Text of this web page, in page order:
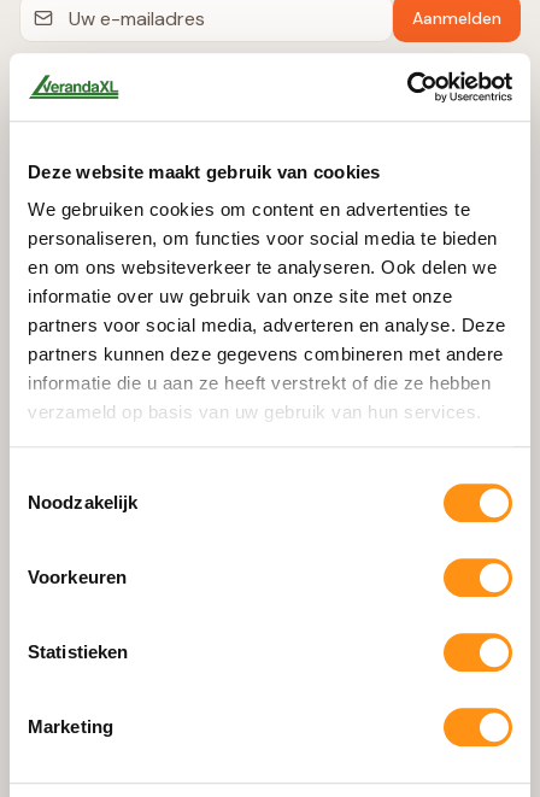
Deze website maakt gebruik van cookies
We gebruiken cookies om content en advertenties te
personaliseren, om functies voor social media te bieden
en om ons websiteverkeer te analyseren. Ook delen we
informatie over uw gebruik van onze site met onze
partners voor social media, adverteren en analyse. Deze
partners kunnen deze gegevens combineren met andere
informatie die u aan ze heeft verstrekt of die ze hebben
verzameld op basis van uw gebruik van hun services.
Noodzakelijk
Voorkeuren
Statistieken
Marketing
Aanmelden
Producten
Glazen Schuifwanden
Schuifpui
Zipscreens
Aluminium Zijwanden
Accessoires
Losse Onderdelen
Waarom HOWQ
Montage Handleiding
Bekijk in uw Tuin